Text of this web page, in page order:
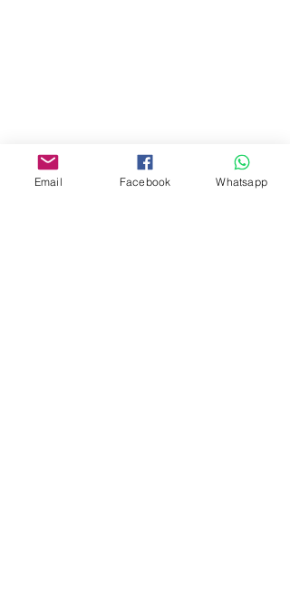
Mall,Nathan Road 534-538,
Email Facebook Whatsapp